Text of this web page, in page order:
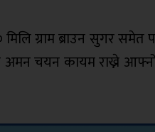
ग्राम ब्राउन सुगर समेत
अमन चयन कायम राख्ने